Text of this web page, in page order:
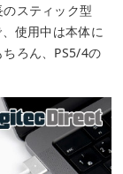
スティック型
使用中は本体に
ろん、PS5/4の